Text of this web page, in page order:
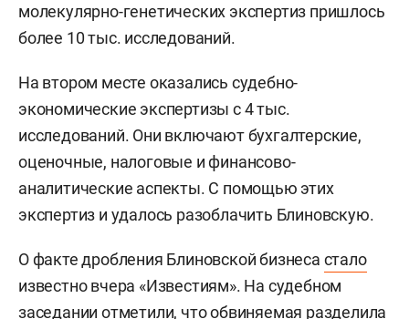
молекулярно-генетических экспертиз пришлось
более 10 тыс. исследований.
На втором месте оказались судебно-
экономические экспертизы с 4 тыс.
исследований. Они включают бухгалтерские,
оценочные, налоговые и финансово-
аналитические аспекты. С помощью этих
экспертиз и удалось разоблачить Блиновскую.
О факте дробления Блиновской бизнеса стало
известно вчера «Известиям». На судебном
заседании отметили, что обвиняемая разделила